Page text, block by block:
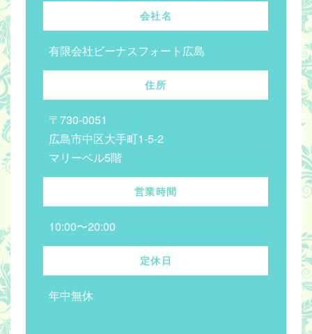
会社名
有限会社ビーナスフォート広島
住所
〒730-0051
広島市中区大手町1-5-2
マリーベル5階
営業時間
10:00〜20:00
定休日
年中無休